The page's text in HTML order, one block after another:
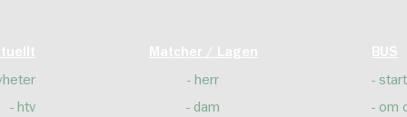
htv
Matcher / Lagen
herr
dam
BUS
start
om